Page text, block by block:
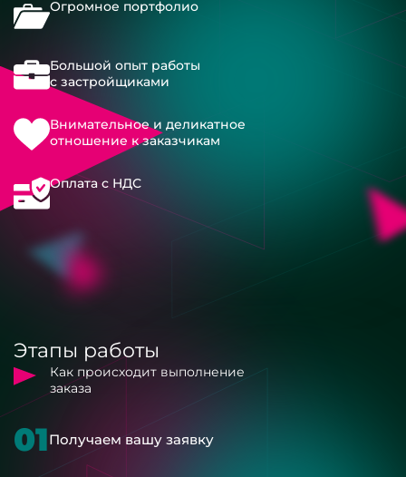
Огромное портфолио
Большой опыт работы
с застройщиками
Внимательное и деликатное
отношение к заказчикам
Оплата с НДС
Этапы работы
Как происходит выполнение
заказа
01Получаем вашу заявку